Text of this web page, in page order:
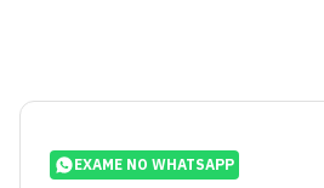
EXAME NO WHATSAPP